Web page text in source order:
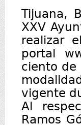
Tijuana,
XXV
realizar
portal
ciento de
vigente
Al
Ramos